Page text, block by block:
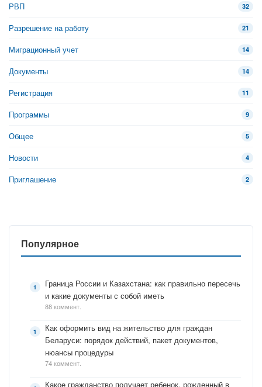
РВП 32
Разрешение на работу 21
Миграционный учет 14
Документы 14
Регистрация 11
Программы 9
Общее 5
Новости 4
Приглашение 2
Популярное
Граница России и Казахстана: как правильно пересечь
и какие документы с собой иметь
88 коммент.
Как оформить вид на жительство для граждан
Беларуси: порядок действий, пакет документов,
нюансы процедуры
74 коммент.
Какое гражданство получает ребенок, рожденный в